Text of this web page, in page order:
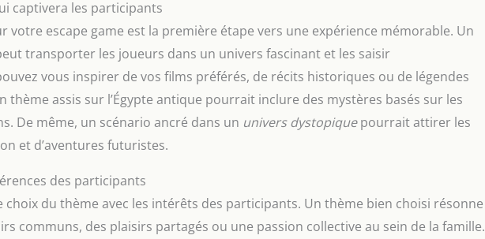
captivera les participants
votre escape game est la première étape vers une expérience mémorable. Un
transporter les joueurs dans un univers fascinant et les saisir
vous inspirer de vos films préférés, de récits historiques ou de légendes
thème assis sur l’Égypte antique pourrait inclure des mystères basés sur les
De même, un scénario ancré dans un univers dystopiquepourrait attirer les
et d’aventures futuristes.
des participants
choix du thème avec les intérêts des participants. Un thème bien choisi résonne
communs, des plaisirs partagés ou une passion collective au sein de la famille.